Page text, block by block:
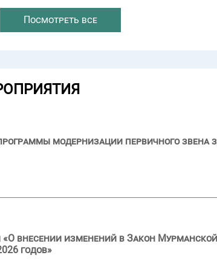
Посмотреть все
модернизации первичного звена
внесении изменений в Закон
годов»